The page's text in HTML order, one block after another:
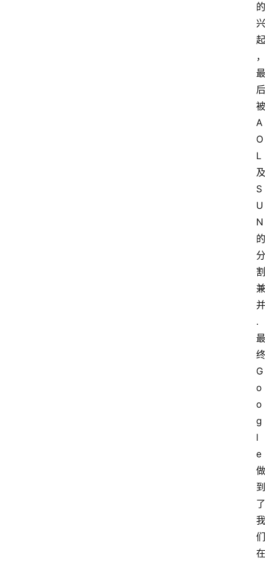
的
兴
起
，
最
后
被
A
O
L
及
S
U
N
的
分
割
兼
并
.
最
终
G
o
o
g
l
e
做
到
了
我
们
在